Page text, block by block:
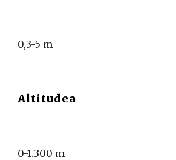
0,3-5 m
Altitudea
0-1.300 m